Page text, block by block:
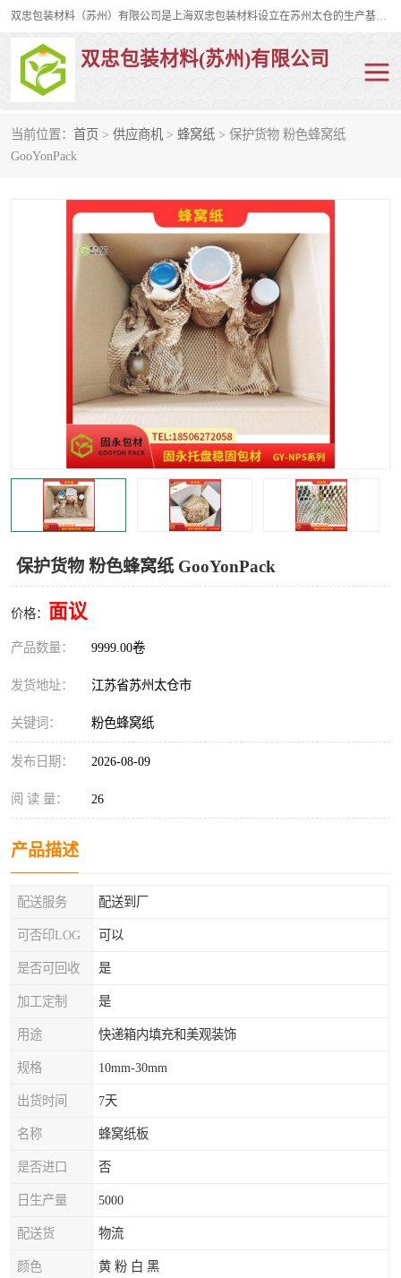
双忠包装材料（苏州）有限公司是上海双忠包装材料设立在苏州太仓的生产基地，占地约2万平米，产品主要有打孔缠绕膜，拉伸蜂窝纸，集装箱充气袋，滑托板，打包带，裹包网兜，防滑纸等箱体和托盘的运输和保护性包材。固永包材®，GooYon Pack®，是我们保护性包装材料的专属品牌。
双忠包装材料(苏州)有限公司
当前位置： 首页 > 供应商机 > 蜂窝纸 > 保护货物 粉色蜂窝纸
GooYonPack
保护货物 粉色蜂窝纸 GooYonPack
价格： 面议
产品数量： 9999.00卷
发货地址： 江苏省苏州太仓市
关键词： 粉色蜂窝纸
发布日期： 2026-08-09
阅 读 量： 26
产品描述
配送服务 配送到厂
可否印LOG 可以
是否可回收 是
加工定制 是
用途 快递箱内填充和美观装饰
规格 10mm-30mm
出货时间 7天
名称 蜂窝纸板
是否进口 否
日生产量 5000
配送货 物流
颜色 黄 粉 白 黑
打孔缠绕膜
裹包网兜 纤维打包带
充气袋
缠绕膜
托盘裹包网兜